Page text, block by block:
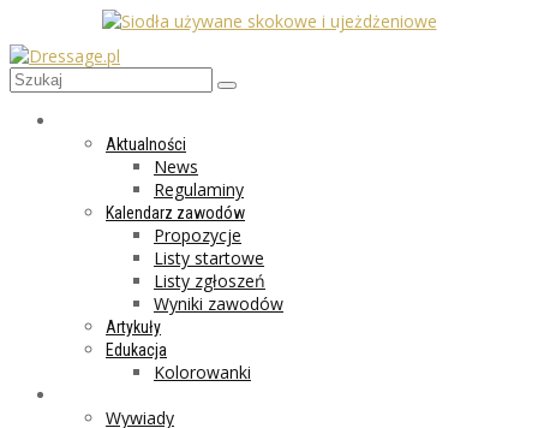
Aktualności
News
Regulaminy
Kalendarz zawodów
Propozycje
Listy startowe
Listy zgłoszeń
Wyniki zawodów
Artykuły
Edukacja
Kolorowanki
Wywiady